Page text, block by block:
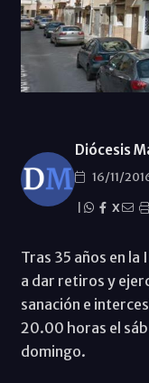
Diócesis
16/11/
X
Tras 35 años en
a dar retiros y
sanación e
20.00 horas el
domingo.